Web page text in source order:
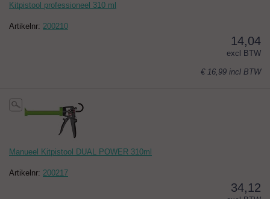
Kitpistool professioneel 310 ml
Artikelnr: 200210
14,04
excl BTW
€ 16,99 incl BTW
Manueel Kitpistool DUAL POWER 310ml
Artikelnr: 200217
34,12